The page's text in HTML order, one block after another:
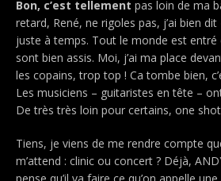
Bon, c’est tellement pas loin de ma
retard, René, ne rigoles pas, j’ai bien dit
juste à temps. Tout le monde est entré
sont bien assis. Moi, j’ai ma place
les copains, trop top ! Ca tombe bien,
Les musiciens – guitaristes en tête –
De très très loin pour certains, one
Tiens, je viens de me rendre compte
m’attend : clinic ou concert ? Déjà,
pense qu’il va faire ce qu’on appelle